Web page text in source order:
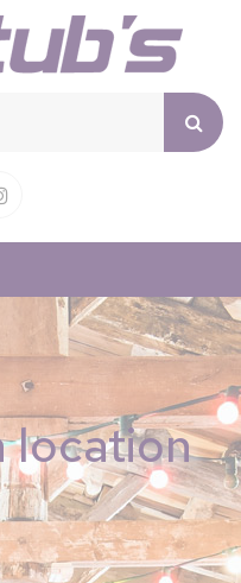
Instagram
location